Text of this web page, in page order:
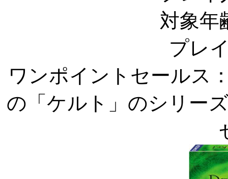
対象年
プレ
ワンポイントセールス
の「ケルト」のシリー